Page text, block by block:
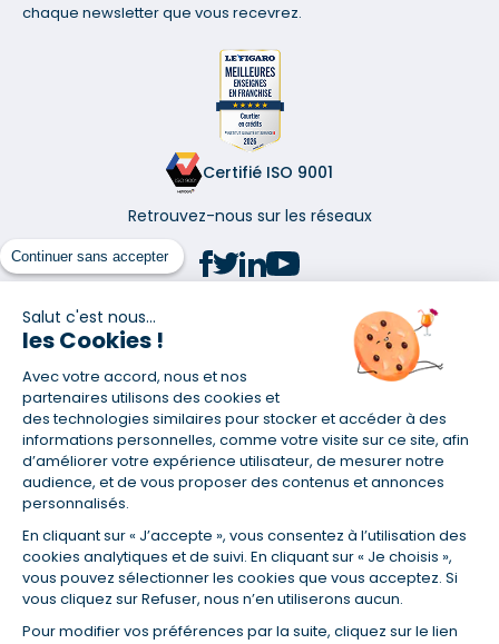
Continuer sans accepter
Salut c'est nous...
les Cookies !
Avec votre accord, nous et nos
partenaires utilisons des cookies et
des technologies similaires pour stocker et accéder à des
informations personnelles, comme votre visite sur ce site, afin
d’améliorer votre expérience utilisateur, de mesurer notre
audience, et de vous proposer des contenus et annonces
personnalisés.
En cliquant sur « J’accepte », vous consentez à l’utilisation des
cookies analytiques et de suivi. En cliquant sur « Je choisis »,
vous pouvez sélectionner les cookies que vous acceptez. Si
vous cliquez sur Refuser, nous n’en utiliserons aucun.
Pour modifier vos préférences par la suite, cliquez sur le lien
chaque newsletter que vous recevrez.
Certifié ISO 9001
Retrouvez-nous sur les réseaux
(1) Taux fixe national hors assurance et selon votre profil
(2) Économie de 65 % pour l'assurance d'un prêt amortissable de 330
457,23 € à 0,90 % sur 19,5 ans, accordé à un salarié non cadre assuré à
100 % (décès, PTIA, IPP, ITT, IPP) âgé de 36 ans fumeur et une personne
salariée non cadre assurée à 100 % (décès, PTIA, IPP, ITT, IPP) âgée de 35
ans et non-fumeur, tous deux sans risque médical connu. Au
14/07/2019, coût de l'assurance proposée par la banque 179,08 €/mois
en moyenne contre 64,60 €/mois en moyenne au 14/07/2022 avec
Empruntis.com (TAEA : 0,44 %, coût total de l'assurance : 15 117,65 €).
(3) Taux minimum pour un crédit consommation d'un montant fixé entre
5 000 et 20 000 euros, selon profil et durée.
(4) La diminution du montant des mensualités entraîne l'allongement
de la durée de remboursement ainsi que la hausse du coût total du